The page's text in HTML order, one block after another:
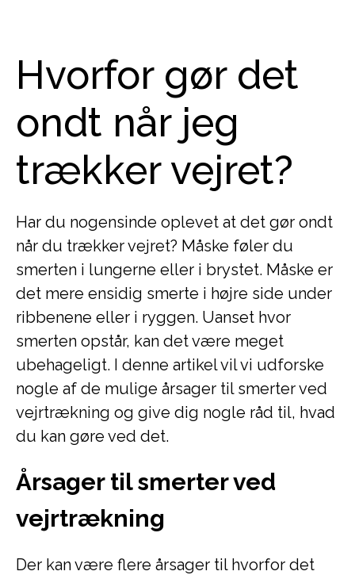
Hvorfor gør det
ondt når jeg
trækker vejret?
Har du nogensinde oplevet at det gør ondt
når du trækker vejret? Måske føler du
smerten i lungerne eller i brystet. Måske er
det mere ensidig smerte i højre side under
ribbenene eller i ryggen. Uanset hvor
smerten opstår, kan det være meget
ubehageligt. I denne artikel vil vi udforske
nogle af de mulige årsager til smerter ved
vejrtrækning og give dig nogle råd til, hvad
du kan gøre ved det.
Årsager til smerter ved
vejrtrækning
Der kan være flere årsager til hvorfor det